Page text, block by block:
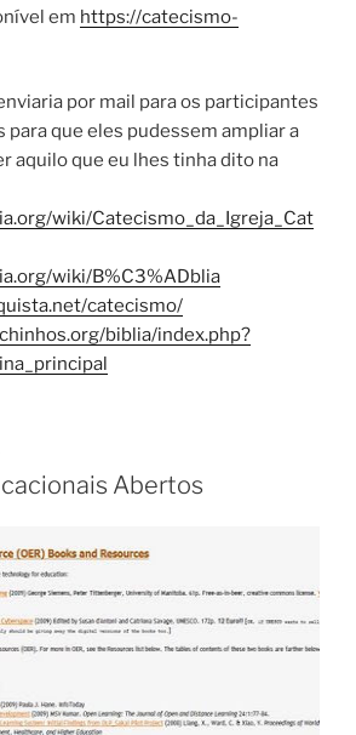
em https://catecismo-
por mail para os participantes
para que eles pudessem ampliar a
aquilo que eu lhes tinha dito na
wiki/Catecismo_da_Igreja_Cat
wiki/B%C3%ADblia
catecismo/
biblia/index.php?
Abertos